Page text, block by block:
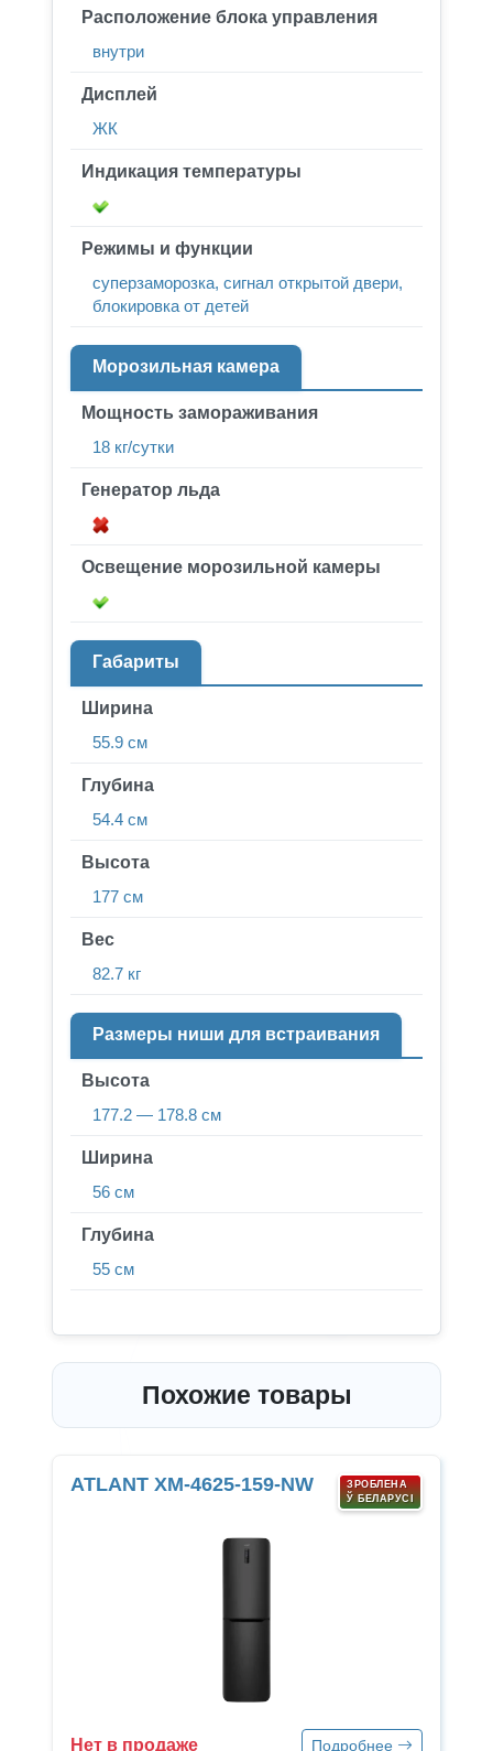
Расположение блока управления
внутри
Дисплей
ЖК
Индикация температуры
Режимы и функции
суперзаморозка, сигнал открытой двери,
блокировка от детей
Морозильная камера
Мощность замораживания
18 кг/сутки
Генератор льда
Освещение морозильной камеры
Габариты
Ширина
55.9 см
Глубина
54.4 см
Высота
177 см
Вес
82.7 кг
Размеры ниши для встраивания
Высота
177.2 — 178.8 см
Ширина
56 см
Глубина
55 см
Похожие товары
ATLANT ХМ-4625-159-NW
ЗРОБЛЕНА
Ў БЕЛАРУСI
Нет в продаже Подробнее